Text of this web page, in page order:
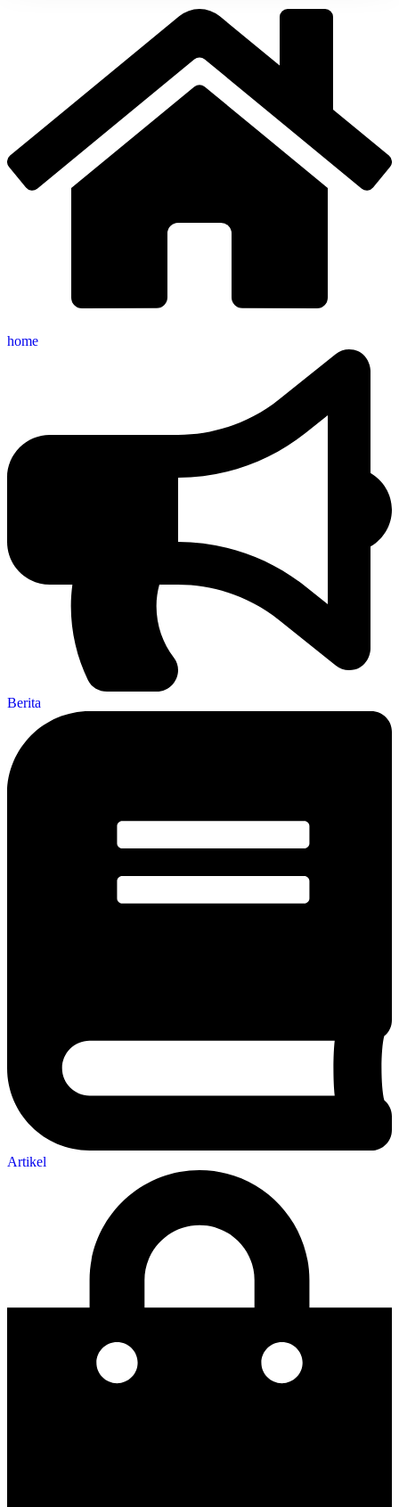
home
Berita
Artikel